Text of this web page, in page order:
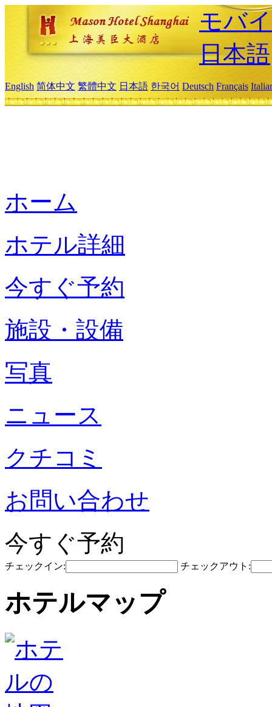
モバ
日本語
English 简体中文 繁體中文 日本語 한국어 Deutsch Français
ホーム
ホテル詳細
今すぐ予約
施設・設備
写真
ニュース
クチコミ
お問い合わせ
今すぐ予約
チェックイン: チェックアウト:
ホテルマップ